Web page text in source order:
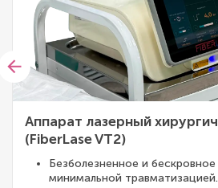
Аппарат лазерный
(FiberLase VT2)
Безболезненное и
минимальной травматизацией.